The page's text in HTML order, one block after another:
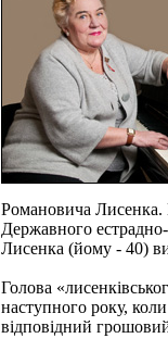
Романовича Лисенка.
Державного
Лисенка (йому - 40)
Голова
наступного року,
відповідний